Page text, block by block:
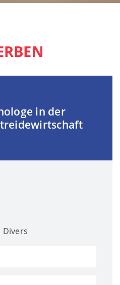
in der
Divers